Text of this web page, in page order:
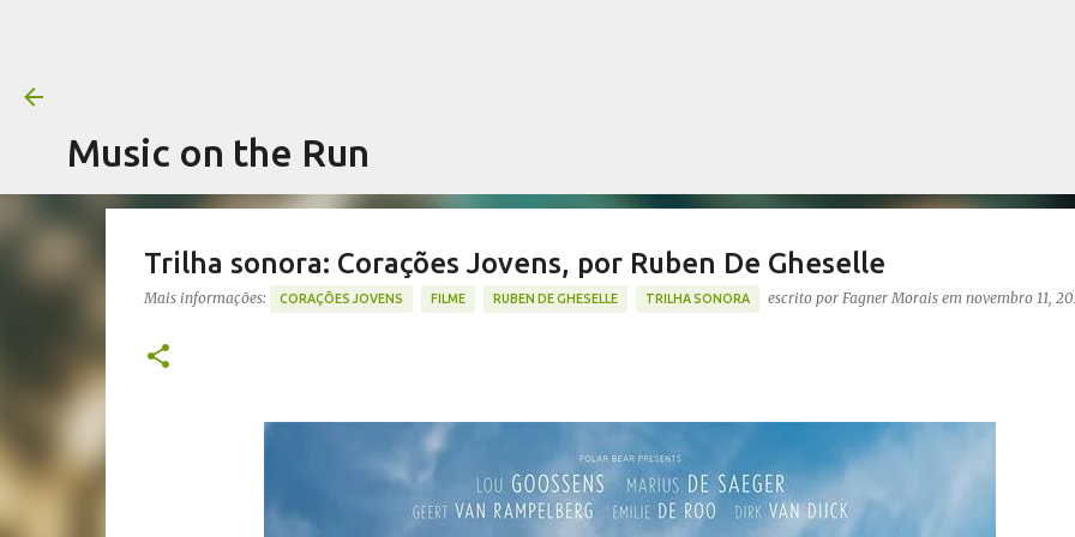
Music on the Run
Trilha sonora: Corações Jovens, por Ruben De Gheselle
Mais informações: CORAÇÕES JOVENS FILME RUBEN DE GHESELLE TRILHA SONORA escrito por Fagner Morais em novembro 11,